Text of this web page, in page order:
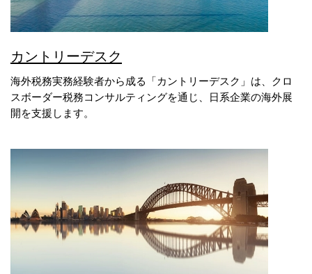
カントリーデスク
海外税務実務経験者から成る「カントリーデスク」は、クロ
スボーダー税務コンサルティングを通じ、日系企業の海外展
開を支援します。